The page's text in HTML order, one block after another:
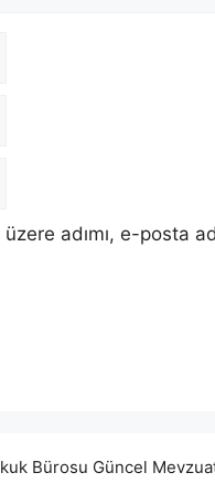
adımı, e-posta
Bürosu Güncel